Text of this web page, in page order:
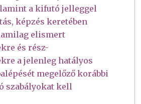
a kifutó jelleggel
képzés keretében
elismert
és rész-
a jelenleg hatályos
megelőző korábbi
szabályokat kell